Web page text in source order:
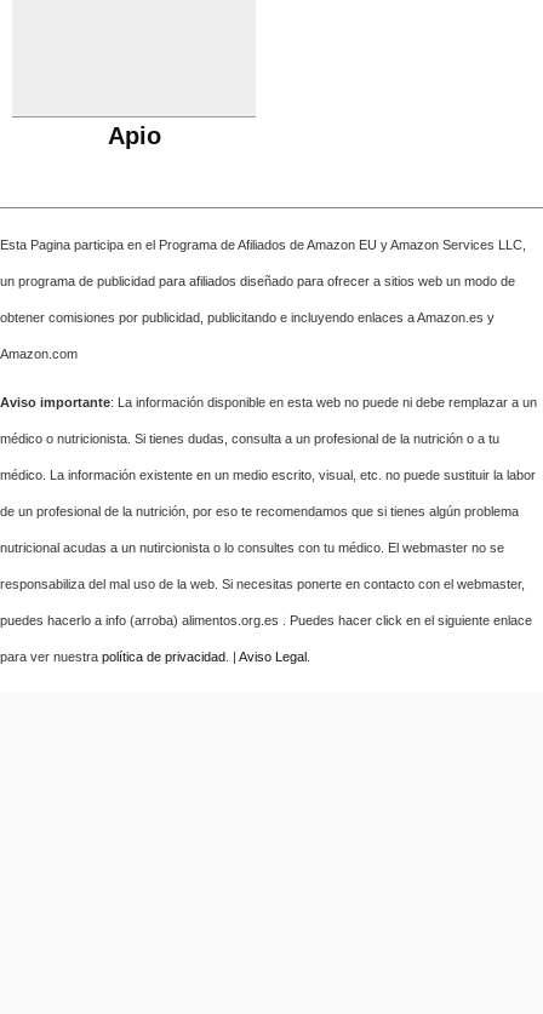
Apio
Esta Pagina participa en el Programa de Afiliados de Amazon EU y Amazon Services LLC,
un programa de publicidad para afiliados diseñado para ofrecer a sitios web un modo de
obtener comisiones por publicidad, publicitando e incluyendo enlaces a Amazon.es y
Amazon.com
Aviso importante: La información disponible en esta web no puede ni debe remplazar a un
médico o nutricionista. Si tienes dudas, consulta a un profesional de la nutrición o a tu
médico. La información existente en un medio escrito, visual, etc. no puede sustituir la labor
de un profesional de la nutrición, por eso te recomendamos que si tienes algún problema
nutricional acudas a un nutircionista o lo consultes con tu médico. El webmaster no se
responsabiliza del mal uso de la web. Si necesitas ponerte en contacto con el webmaster,
puedes hacerlo a info (arroba) alimentos.org.es . Puedes hacer click en el siguiente enlace
para ver nuestra política de privacidad . | Aviso Legal